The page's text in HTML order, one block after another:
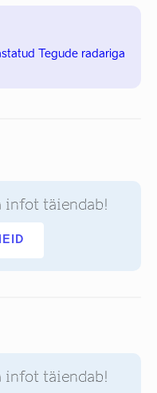
Tegude radariga
infot täiendab!
infot täiendab!